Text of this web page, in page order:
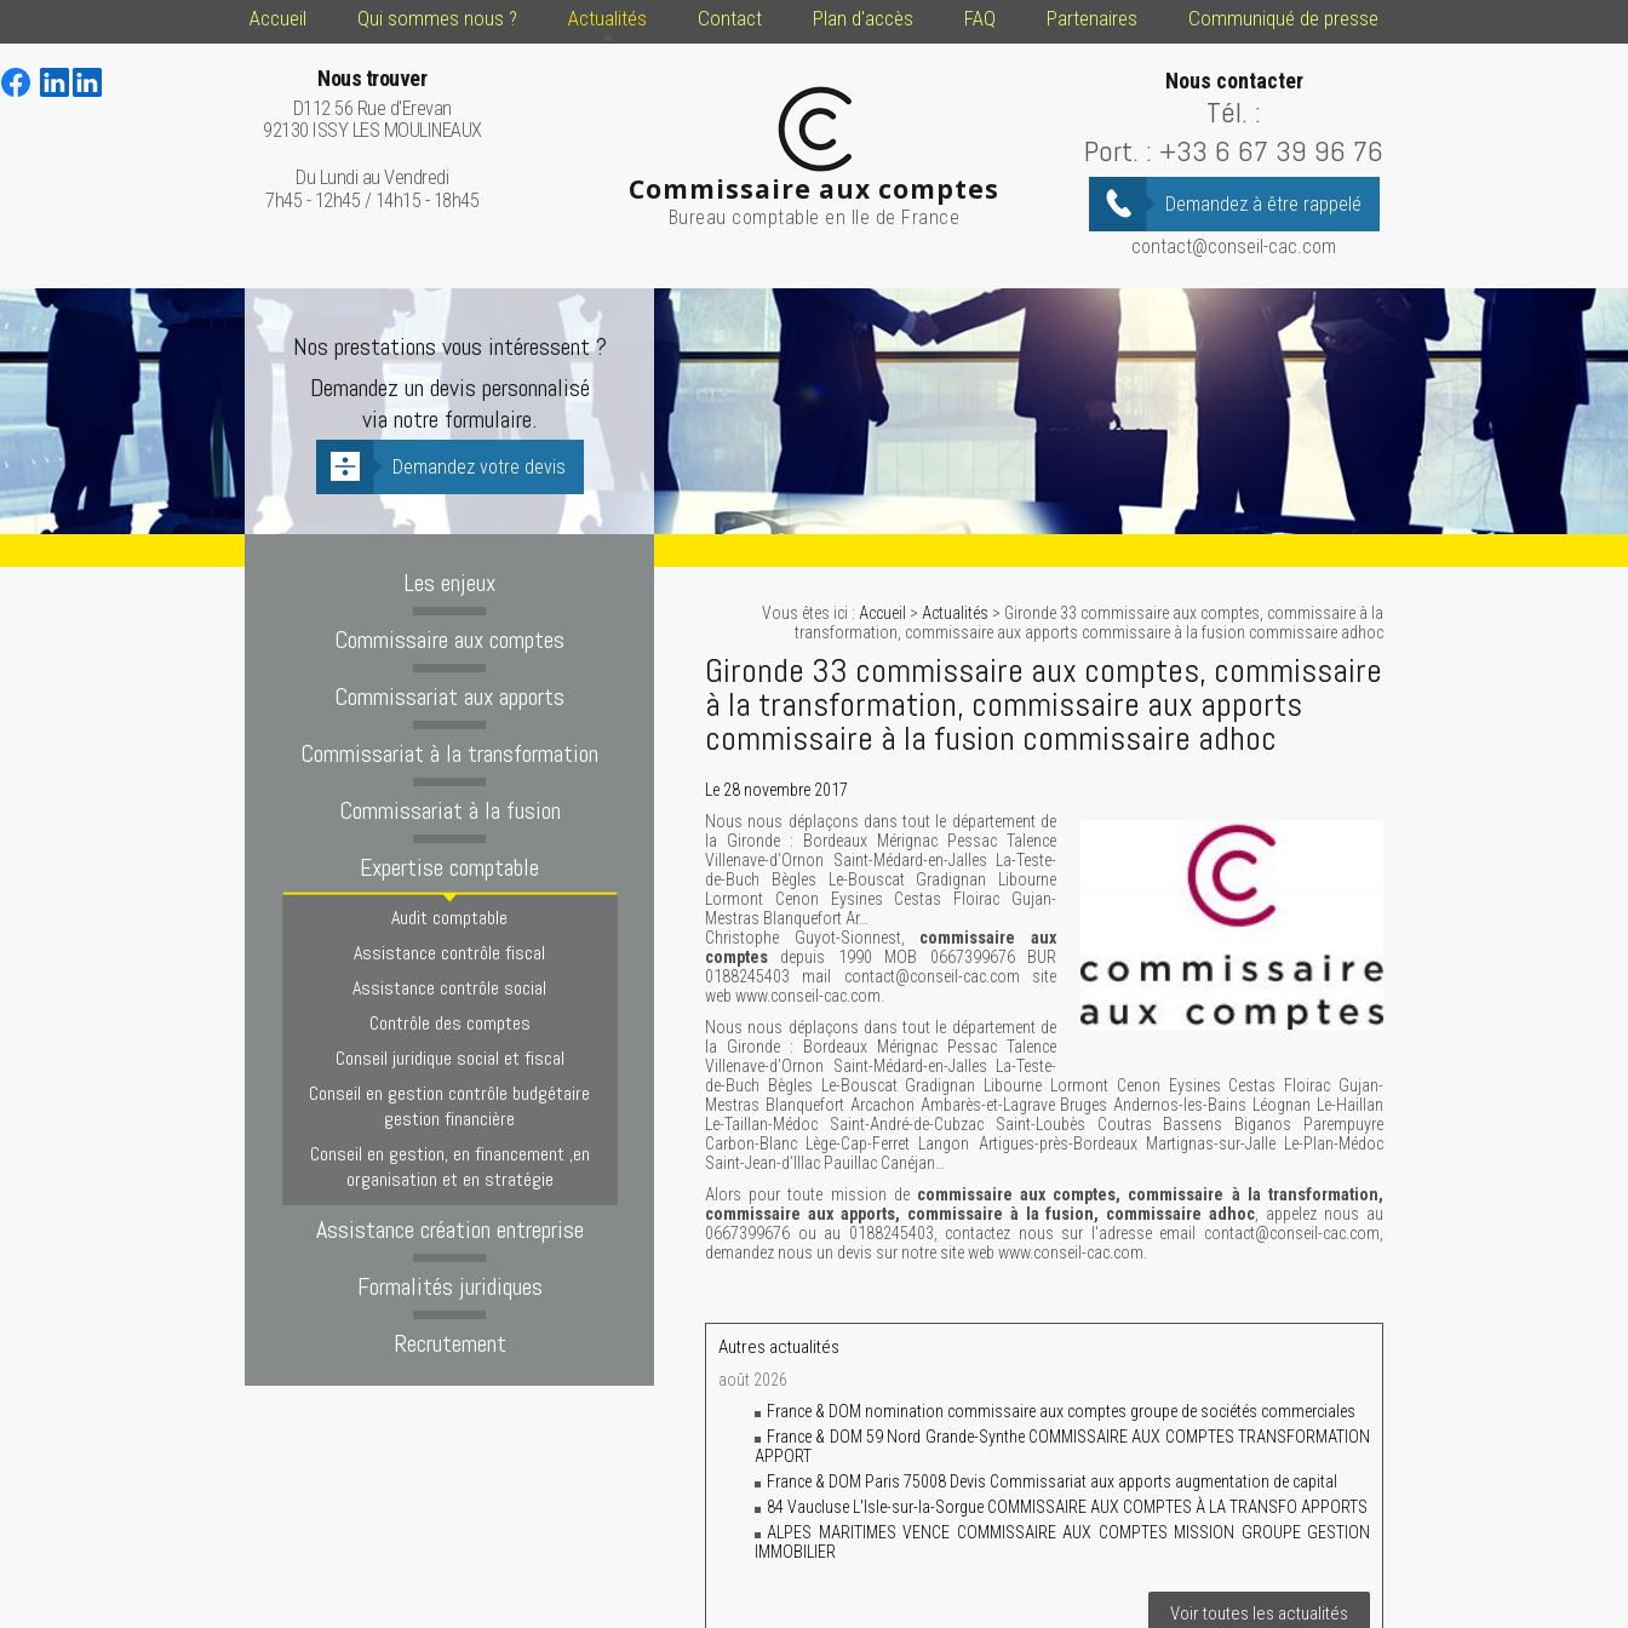
Accueil Qui sommes nous ? Actualités Contact Plan d'accès FAQ Partenaires Communiqué de presse
Commissaire aux comptes
Bureau comptable en Ile de France
Nous trouver
D112 56 Rue d'Erevan
92130 ISSY LES MOULINEAUX
Du Lundi au Vendredi
7h45 - 12h45 / 14h15 - 18h45
Nous contacter
Tél. :
Port. : +33 6 67 39 96 76
Demandez à être rappelé
contact@conseil-cac.com
Nos prestations vous intéressent ?
Demandez un devis personnalisé
via notre formulaire.
Demandez votre devis
Vous êtes ici : Accueil > Actualités > Gironde 33 commissaire aux comptes, commissaire à la
transformation, commissaire aux apports commissaire à la fusion commissaire adhoc
Gironde 33 commissaire aux comptes, commissaire
à la transformation, commissaire aux apports
commissaire à la fusion commissaire adhoc
Le 28 novembre 2017
Nous nous déplaçons dans tout le département de
la Gironde : Bordeaux Mérignac Pessac Talence
Villenave-d’Ornon Saint-Médard-en-Jalles La-Teste-
de-Buch Bègles Le-Bouscat Gradignan Libourne
Lormont Cenon Eysines Cestas Floirac Gujan-
Mestras Blanquefort Ar…
Christophe Guyot-Sionnest, commissaire aux
comptes depuis 1990 MOB 0667399676 BUR
0188245403 mail contact@conseil-cac.com site
web www.conseil-cac.com.
Nous nous déplaçons dans tout le département de
la Gironde : Bordeaux Mérignac Pessac Talence
Villenave-d’Ornon Saint-Médard-en-Jalles La-Teste-
de-Buch Bègles Le-Bouscat Gradignan Libourne Lormont Cenon Eysines Cestas Floirac Gujan-
Mestras Blanquefort Arcachon Ambarès-et-Lagrave Bruges Andernos-les-Bains Léognan Le-Haillan
Le-Taillan-Médoc Saint-André-de-Cubzac Saint-Loubès Coutras Bassens Biganos Parempuyre
Carbon-Blanc Lège-Cap-Ferret Langon Artigues-près-Bordeaux Martignas-sur-Jalle Le-Plan-Médoc
Saint-Jean-d’Illac Pauillac Canéjan…
Alors pour toute mission de commissaire aux comptes, commissaire à la transformation,
commissaire aux apports, commissaire à la fusion, commissaire adhoc , appelez nous au
0667399676 ou au 0188245403, contactez nous sur l'adresse email contact@conseil-cac.com,
demandez nous un devis sur notre site web www.conseil-cac.com.
Autres actualités
août 2026
France & DOM nomination commissaire aux comptes groupe de sociétés commerciales
France & DOM 59 Nord Grande-Synthe COMMISSAIRE AUX COMPTES TRANSFORMATION
APPORT
France & DOM Paris 75008 Devis Commissariat aux apports augmentation de capital
84 Vaucluse L'Isle-sur-la-Sorgue COMMISSAIRE AUX COMPTES À LA TRANSFO APPORTS
ALPES MARITIMES VENCE COMMISSAIRE AUX COMPTES MISSION GROUPE GESTION
IMMOBILIER
Voir toutes les actualités
Les enjeux
Commissaire aux comptes
Commissariat aux apports
Commissariat à la transformation
Commissariat à la fusion
Expertise comptable
Audit comptable
Assistance contrôle fiscal
Assistance contrôle social
Contrôle des comptes
Conseil juridique social et fiscal
Conseil en gestion contrôle budgétaire
gestion financière
Conseil en gestion, en financement ,en
organisation et en stratégie
Assistance création entreprise
Formalités juridiques
Recrutement